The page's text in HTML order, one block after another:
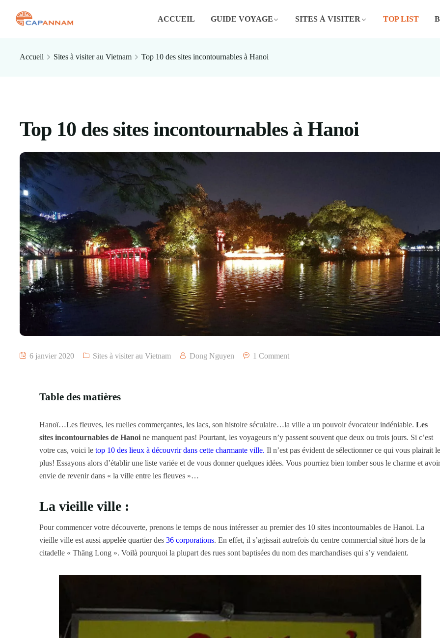
ACCUEIL GUIDE VOYAGE SITES À VISITER TOP LIST
Accueil Sites à visiter au Vietnam Top 10 des sites incontournables à Hanoi
Top 10 des sites incontournables à Hanoi
6 janvier 2020 Sites à visiter au Vietnam Dong Nguyen 1 Comment
Table des matières
Hanoï…Les fleuves, les ruelles commerçantes, les lacs, son histoire séculaire…la ville a un pouvoir évocateur indéniable. Les
sites incontournables de Hanoi ne manquent pas! Pourtant, les voyageurs n’y passent souvent que deux ou trois jours. Si c’est
votre cas, voici le top 10 des lieux à découvrir dans cette charmante ville. Il n’est pas évident de sélectionner ce qui vous plairait le
plus! Essayons alors d’établir une liste variée et de vous donner quelques idées. Vous pourriez bien tomber sous le charme et avoir
envie de revenir dans « la ville entre les fleuves »…
La vieille ville :
Pour commencer votre découverte, prenons le temps de nous intéresser au premier des 10 sites incontournables de Hanoi. La
vieille ville est aussi appelée quartier des 36 corporations. En effet, il s’agissait autrefois du centre commercial situé hors de la
citadelle « Thăng Long ». Voilà pourquoi la plupart des rues sont baptisées du nom des marchandises qui s’y vendaient.